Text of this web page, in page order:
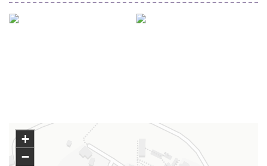
+
−